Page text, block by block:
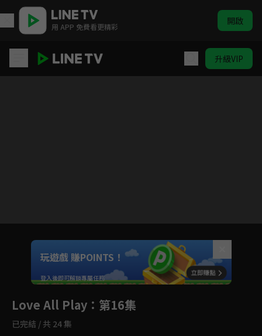
用 APP 免費看更精彩 開啟
升級VIP
Unmute
如有不便請見諒
玩遊戲 賺POINTS！
登入後即可解鎖專屬任務
Love All Play ：第16集
已完結 / 共 24 集